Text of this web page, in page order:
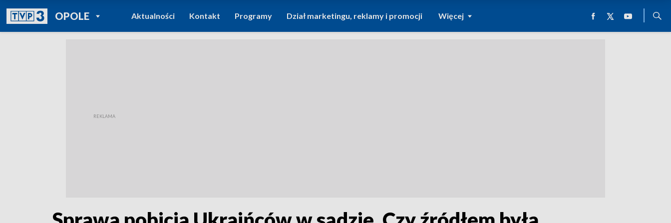
OPOLEPOWRÓT DO
TVP REGIONY
Aktualności Kontakt Programy Dział marketingu, reklamy i promocji Więcej